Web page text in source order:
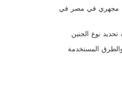
مجهري في مصر في
نوع الجنين
المستخدمة